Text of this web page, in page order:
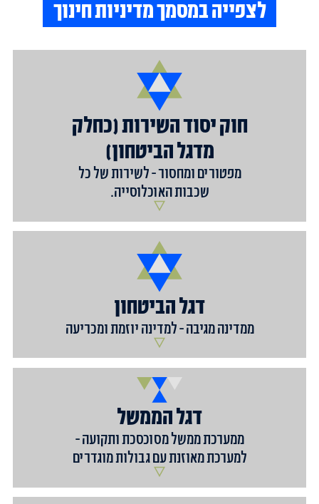
לצפייה במסמך מדיניות חינוך
חוק יסוד השירות (כחלק
מדגל הביטחון)
מפטורים ומחסור - לשירות של כל
שכבות האוכלוסייה.
1
#
דגל הביטחון
ממדינה מגיבה - למדינה יוזמת ומכריעה
1
ישראל עוברת מתגובה למתקפות טרור -
להנחתת מכות מנע.
2
ישראל תכין מראש סט תגובות קשות
למקרה של התקפה על המדינה. כולל
גביית מחיר טריטוריאלי לצרכי ביטחון.
דגל הממשל
ממערכת ממשל מסוכסכת ותקועה -
למערכת מאוזנת עם גבולות מוגדרים